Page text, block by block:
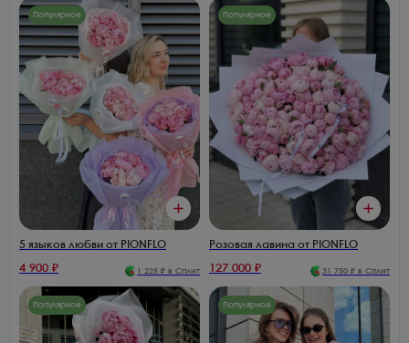
Популярное
5 языков любви от PIONFLO
4 900 ₽ 1 225 ₽ в Сплит
Популярное
Розовая лавина от PIONFLO
127 000 ₽ 31 750 ₽ в Сплит
Популярное Популярное